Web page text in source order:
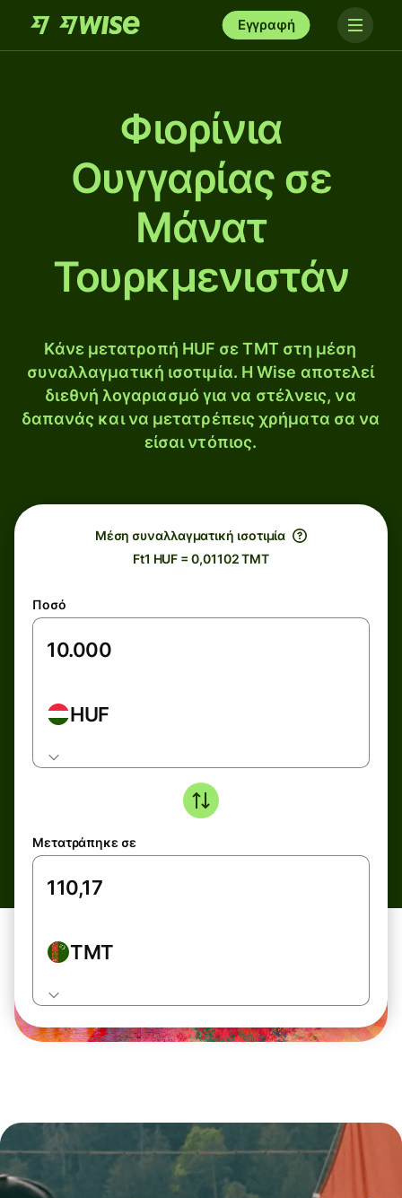
Εγγραφή
Φιορίνια
Ουγγαρίας σε
Μάνατ
Τουρκμενιστάν
Κάνε μετατροπή HUF σε TMT στη μέση
συναλλαγματική ισοτιμία. Η Wise αποτελεί
διεθνή λογαριασμό για να στέλνεις, να
δαπανάς και να μετατρέπεις χρήματα σα να
είσαι ντόπιος.
Μέση συναλλαγματική ισοτιμία
Ft1 HUF = 0,01102 TMT
Ποσό
HUF
Μετατράπηκε σε
TMT